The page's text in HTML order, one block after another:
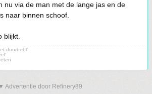
nu via de man met de lange jas en de
naar binnen schoof.
blijkt.
doorhebt'
Advertentie door Refinery89